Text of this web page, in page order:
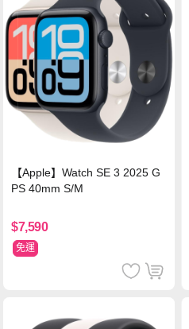
【Apple】Watch SE 3 2025 G
PS 40mm S/M
$7,590
免運